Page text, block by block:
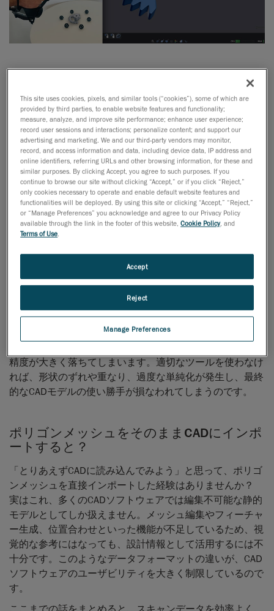
どんなソフトウェアでも、スキャンデータ
をパラメトリックCADモデルに変換できる
のか？
3Dスキャン技術の進化により、製品のリバースエンジニ
アリングはますます身近なものになってきました。しか
し、スキャンデータをそのまま編集可能なパラメトリック
CADモデルに変換するのは、実はそう簡単な話ではありま
せん。一つは、リバースエンジニアリング用ソフトウェア
には、スキャンデータからフィーチャー（穴、面、曲面な
ど）を自動で認識する機能が搭載されているものがありま
す。しかし、現実にはこの自動認識がうまく機能せず、手
入力やフィーチャーの再定義が必要になり、作業は試行錯
誤の連続に。結果として、設計や製品開発のスケジュール
が大幅に遅れることもあります。もう一つは、自由形状の
変換はさらに難易度が高いことが挙げられます。スキャン
データをNURBS（滑らかな曲面）やパラメトリックな形
精度が大きく落ちてしまいます。適切なツールを使わなけ
れば、形状のずれや重なり、過度な単純化が発生し、最終
的なCADモデルの使い勝手が損なわれてしまうのです。
ポリゴンメッシュをそのままCADにインポ
ートすると？
「とりあえずCADに読み込んでみよう」と思って、ポリゴ
ンメッシュを直接インポートした経験はありませんか？
実はこれ、多くのCADソフトウェアでは編集不可能な静的
モデルとしてしか扱えません。メッシュ編集やフィーチャ
ー生成、位置合わせといった機能が不足しているため、視
覚的な参考にはなっても、設計情報として活用するには不
十分です。このようなデータフォーマットの違いが、CAD
ソフトウェアのユーザビリティを大きく制限しているので
す。
This site uses cookies, pixels, and similar tools (“cookies”), some of which are
provided by third parties, to enable website features and functionality;
measure, analyze, and improve site performance; enhance user experience;
record user sessions and interactions; personalize content; and support our
advertising and marketing. We and our third-party vendors may monitor,
record, and access information and data, including device data, IP address and
online identifiers, referring URLs and other browsing information, for these and
similar purposes. By clicking Accept, you agree to such purposes. If you
continue to browse our site without clicking “Accept,” or if you click “Reject,”
only cookies necessary to operate and enable default website features and
functionalities will be deployed. By using this site or clicking “Accept,” “Reject,”
or “Manage Preferences” you acknowledge and agree to our Privacy Policy
available through the link in the footer of this website,Cookie Policy, and
Terms of Use.
Manage Preferences
Reject
Accept